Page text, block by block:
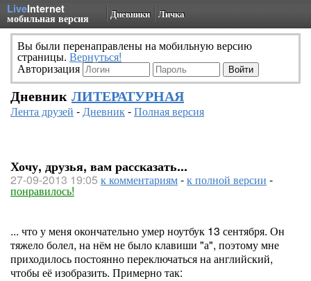
LiveInternet
мобильная версия Дневники Личка
Вы были перенаправлены на мобильную версию
страницы. Вернуться!
Авторизация
Дневник ЛИТЕРАТУРНАЯ
Лента друзей -Дневник-Полная версия
Хочу, друзья, вам рассказать...
27-09-2013 19:05 к комментариям-к полной версии -
понравилось!
... что у меня окончательно умер ноутбук 13 сентября. Он
тяжело болел, на нём не было клавиши "а", поэтому мне
приходилось постоянно переключаться на английский,
чтобы её изобразить. Примерно так: